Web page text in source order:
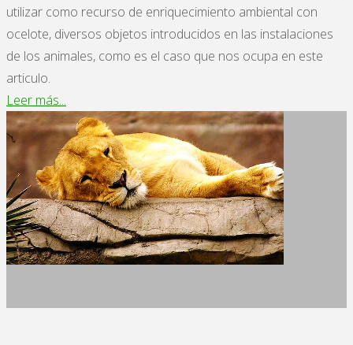
utilizar como recurso de enriquecimiento ambiental con
ocelote, diversos objetos introducidos en las instalaciones
de los animales, como es el caso que nos ocupa en este
articulo.
Leer más...
ambiental
con
ocelote."